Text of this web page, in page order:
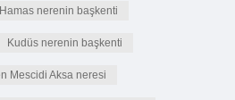
Hamas nerenin başkenti
Kudüs nerenin başkenti
Mescidi Aksa neresi